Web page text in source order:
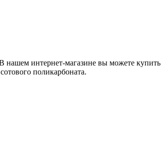
нашем интернет-магазине вы можете купить
поликарбоната.